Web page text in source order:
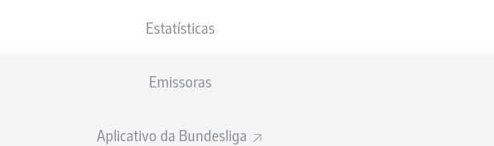
Estatísticas
Emissoras
Aplicativo da Bundesliga